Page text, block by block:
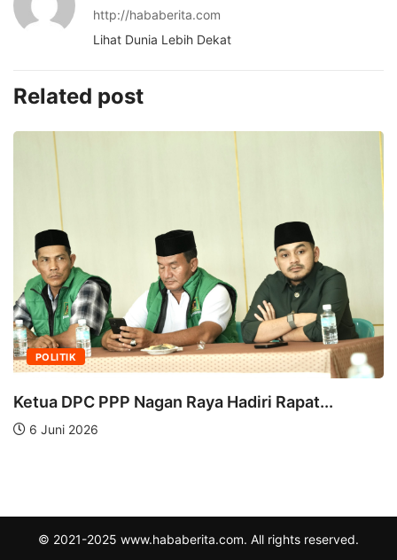
http://hababerita.com
Lihat Dunia Lebih Dekat
Related post
POLITIK
Ketua DPC PPP Nagan Raya Hadiri Rapat...
6 Juni 2026
© 2021-2025 www.hababerita.com. All rights reserved.